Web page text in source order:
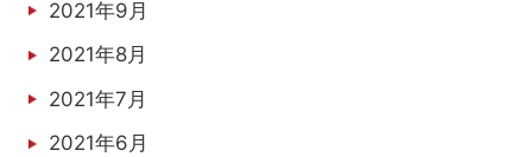
2021年9月
2021年8月
2021年7月
2021年6月